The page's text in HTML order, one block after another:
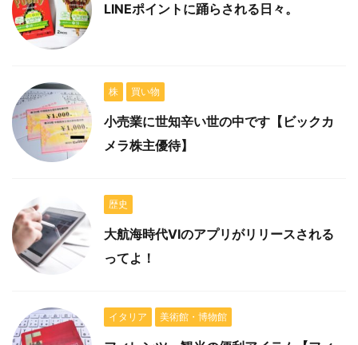
LINEポイントに踊らされる日々。
株 買い物
小売業に世知辛い世の中です【ビックカ
メラ株主優待】
歴史
大航海時代VIのアプリがリリースされる
ってよ！
イタリア 美術館・博物館